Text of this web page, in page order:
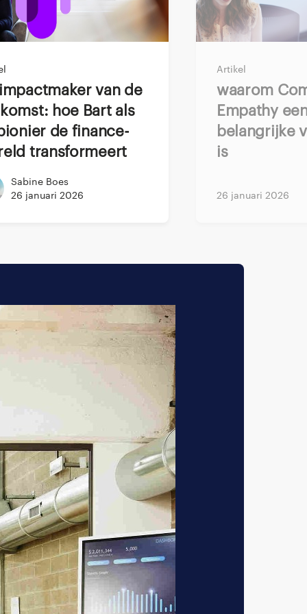
science en
openheid is een
|
kon helpen. Die
CSRD
deze transitie op
heb, weet ik
Kesh maakt
manier om
bouwen we aan
gaat het niet
hoe Bart als
de finance-
transformeert
Sabine Boes
26 januari 2026
Artikel
Waarom Computational
Empathy
belangrijke
is
26 januari 2026